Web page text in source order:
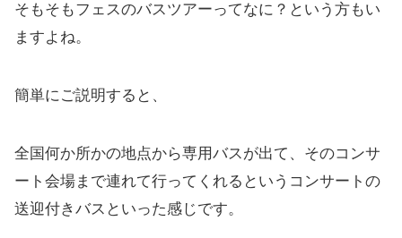
そもそもフェスのバスツアーってなに？という方もい
ますよね。
簡単にご説明すると、
全国何か所かの地点から専用バスが出て、そのコンサ
ート会場まで連れて行ってくれるというコンサートの
送迎付きバスといった感じです。